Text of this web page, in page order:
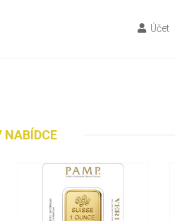
Účet
NABÍDCE